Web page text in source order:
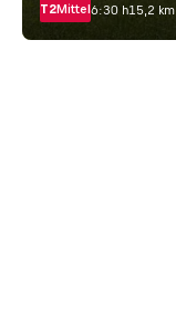
T2Mittel6:30 h15,2 km